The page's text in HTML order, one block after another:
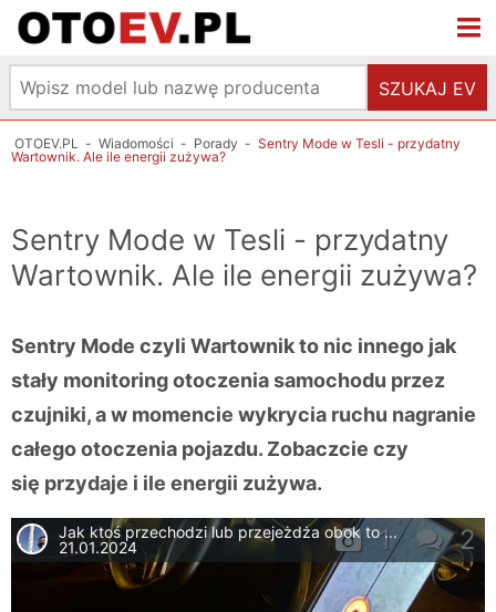
SZUKAJ EV
OTOEV.PL - Wiadomości - Porady - Sentry Mode w Tesli - przydatny
Wartownik. Ale ile energii zużywa?
Sentry Mode w Tesli - przydatny
Wartownik. Ale ile energii zużywa?
Sentry Mode czyli Wartownik to nic innego jak
stały monitoring otoczenia samochodu przez
czujniki, a w momencie wykrycia ruchu nagranie
całego otoczenia pojazdu. Zobaczcie czy
się przydaje i ile energii zużywa.
1 2
Jak ktoś przechodzi lub przejeżdża obok to ...
21.01.2024